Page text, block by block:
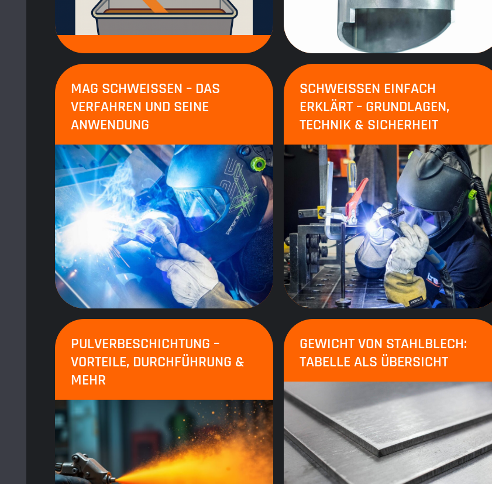
MAG SCHWEISSEN – DAS V
ERFAHREN UND SEINE A
NWENDUNG
SCHWEISSEN EINFACH E
RKLÄRT – GRUNDLAGEN, T
ECHNIK & SICHERHEIT
PULVERBESCHICHTUNG –
VORTEILE, DURCHFÜHRUNG &
MEHR
GEWICHT VON STAHLBLECH:
TABELLE ALS ÜBERSICHT